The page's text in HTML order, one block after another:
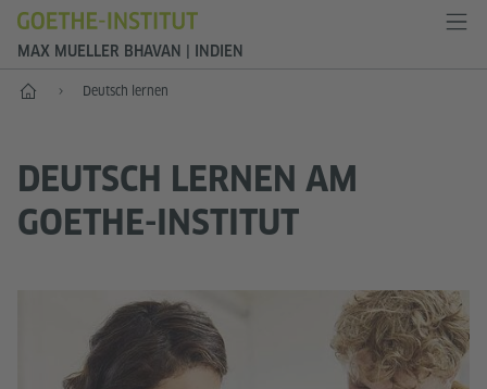
MAX MUELLER BHAVAN | INDIEN
Start Deutsch lernen
DEUTSCH LERNEN AM
GOETHE-INSTITUT